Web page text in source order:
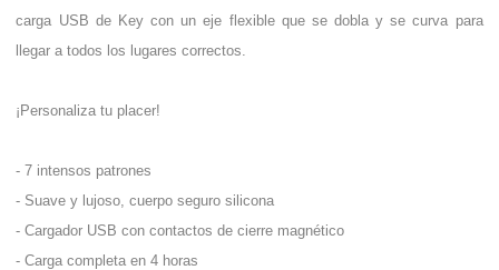
carga USB de Key con un eje flexible que se dobla y se curva para
llegar a todos los lugares correctos.
¡Personaliza tu placer!
- 7 intensos patrones
- Suave y lujoso, cuerpo seguro silicona
- Cargador USB con contactos de cierre magnético
- Carga completa en 4 horas